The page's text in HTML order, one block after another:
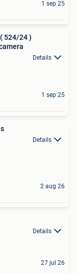
1 sep 25
524/24 )
Details
1 sep 25
Details
2 aug 26
Details
27 jul 26